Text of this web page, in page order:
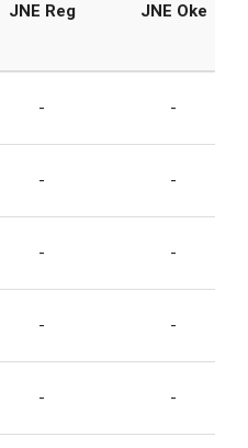
JNE Reg JNE Oke
- -
- -
- -
- -
- -